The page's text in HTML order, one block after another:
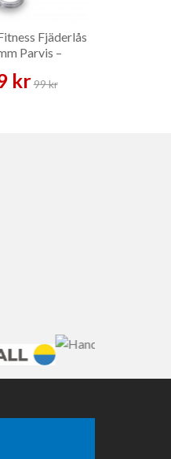
Fjäderlås
Parvis –
kr99 kr